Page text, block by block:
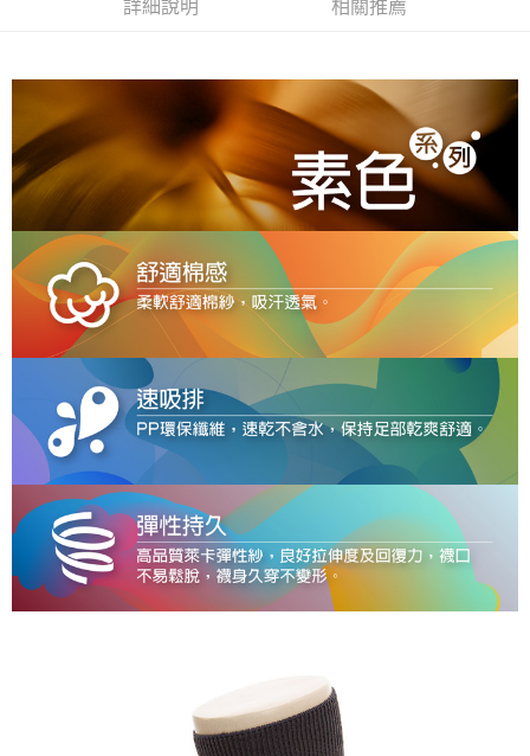
每筆NT$80，滿NT$990(含以上)免運費
詳細說明 相關推薦